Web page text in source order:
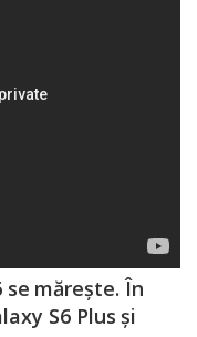
se mărește. În
S6 Plus și